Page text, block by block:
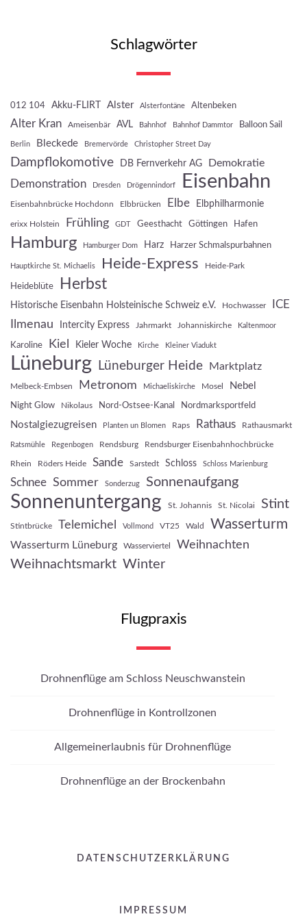
Schlagwörter
012 104 Akku-FLIRT Alster Alsterfontäne Altenbeken
Alter Kran Ameisenbär AVL Bahnhof Bahnhof Dammtor Balloon Sail
Berlin Bleckede Bremervörde Christopher Street Day
Dampflokomotive DB Fernverkehr AG Demokratie
Demonstration Dresden Drögennindorf Eisenbahn
Eisenbahnbrücke Hochdonn Elbbrücken Elbe Elbphilharmonie
erixx Holstein Frühling GDT Geesthacht Göttingen Hafen
Hamburg Hamburger Dom Harz Harzer Schmalspurbahnen
Hauptkirche St. Michaelis Heide-Express Heide-Park
Heideblüte Herbst
Historische Eisenbahn Holsteinische Schweiz e.V. Hochwasser ICE
Ilmenau Intercity Express Jahrmarkt Johanniskirche Kaltenmoor
Karoline Kiel Kieler Woche Kirche Kleiner Viadukt
Lüneburg Lüneburger Heide Marktplatz
Melbeck-Embsen Metronom Michaeliskirche Mosel Nebel
Night Glow Nikolaus Nord-Ostsee-Kanal Nordmarksportfeld
Nostalgiezugreisen Planten un Blomen Raps Rathaus Rathausmarkt
Ratsmühle Regenbogen Rendsburg Rendsburger Eisenbahnhochbrücke
Rhein Röders Heide Sande Sarstedt Schloss Schloss Marienburg
Schnee Sommer Sonderzug Sonnenaufgang
Sonnenuntergang St. Johannis St. Nicolai Stint
Stintbrücke Telemichel Vollmond VT25 Wald Wasserturm
Wasserturm Lüneburg Wasserviertel Weihnachten
Weihnachtsmarkt Winter
Flugpraxis
Drohnenflüge am Schloss Neuschwanstein
Drohnenflüge in Kontrollzonen
Allgemeinerlaubnis für Drohnenflüge
Drohnenflüge an der Brockenbahn
DATENSCHUTZERKLÄRUNG
IMPRESSUM